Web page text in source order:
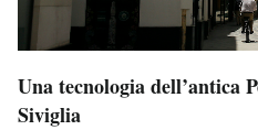
Una tecnologia dell’antica
Siviglia